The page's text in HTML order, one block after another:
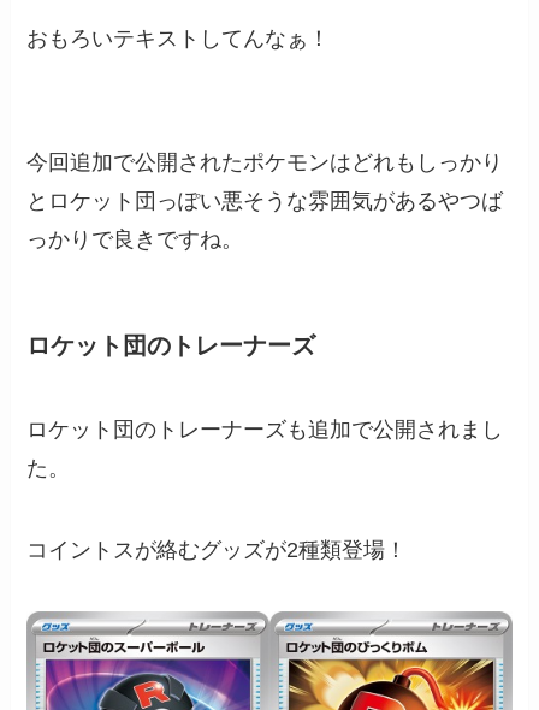
おもろいテキストしてんなぁ！
今回追加で公開されたポケモンはどれもしっかり
とロケット団っぽい悪そうな雰囲気があるやつば
っかりで良きですね。
ロケット団のトレーナーズ
ロケット団のトレーナーズも追加で公開されまし
た。
コイントスが絡むグッズが2種類登場！